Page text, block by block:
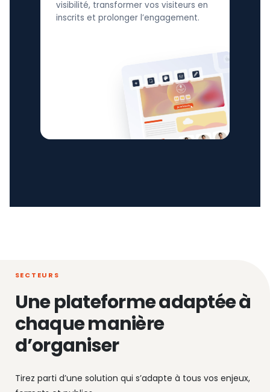
visibilité, transformer vos visiteurs en
inscrits et prolonger l’engagement.
SECTEURS
Une plateforme adaptée à
chaque manière
d’organiser
Tirez parti d’une solution qui s’adapte à tous vos enjeux,